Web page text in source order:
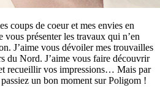
coups de coeur et mes envies en
vous présenter les travaux qui n’en
J’aime vous dévoiler mes trouvailles
du Nord. J’aime vous faire découvrir
recueillir vos impressions… Mais par
un bon moment sur Poligom !